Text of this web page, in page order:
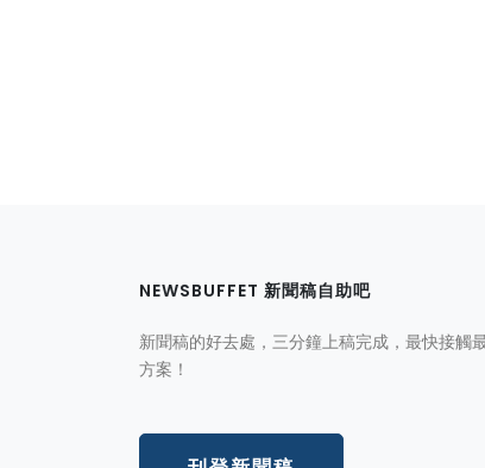
NEWSBUFFET 新聞稿自助吧
新聞稿的好去處，三分鐘上稿完成，最快接觸
方案！